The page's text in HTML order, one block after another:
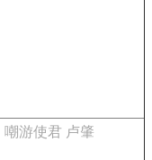
嘲游使君 卢肇